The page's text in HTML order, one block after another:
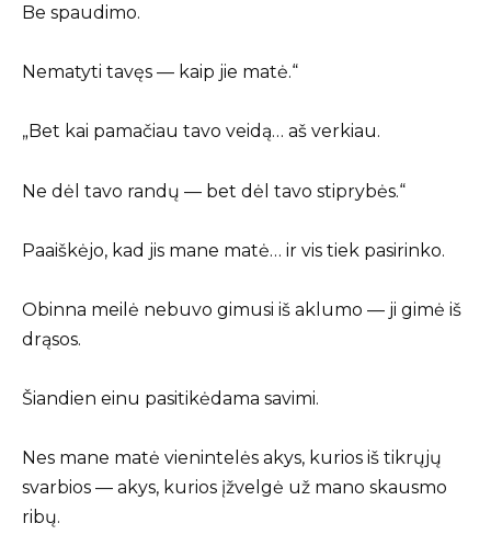
Be spaudimo.
Nematyti tavęs — kaip jie matė.“
„Bet kai pamačiau tavo veidą… aš verkiau.
Ne dėl tavo randų — bet dėl tavo stiprybės.“
Paaiškėjo, kad jis mane matė… ir vis tiek pasirinko.
Obinna meilė nebuvo gimusi iš aklumo — ji gimė iš
drąsos.
Šiandien einu pasitikėdama savimi.
Nes mane matė vienintelės akys, kurios iš tikrųjų
svarbios — akys, kurios įžvelgė už mano skausmo
ribų.